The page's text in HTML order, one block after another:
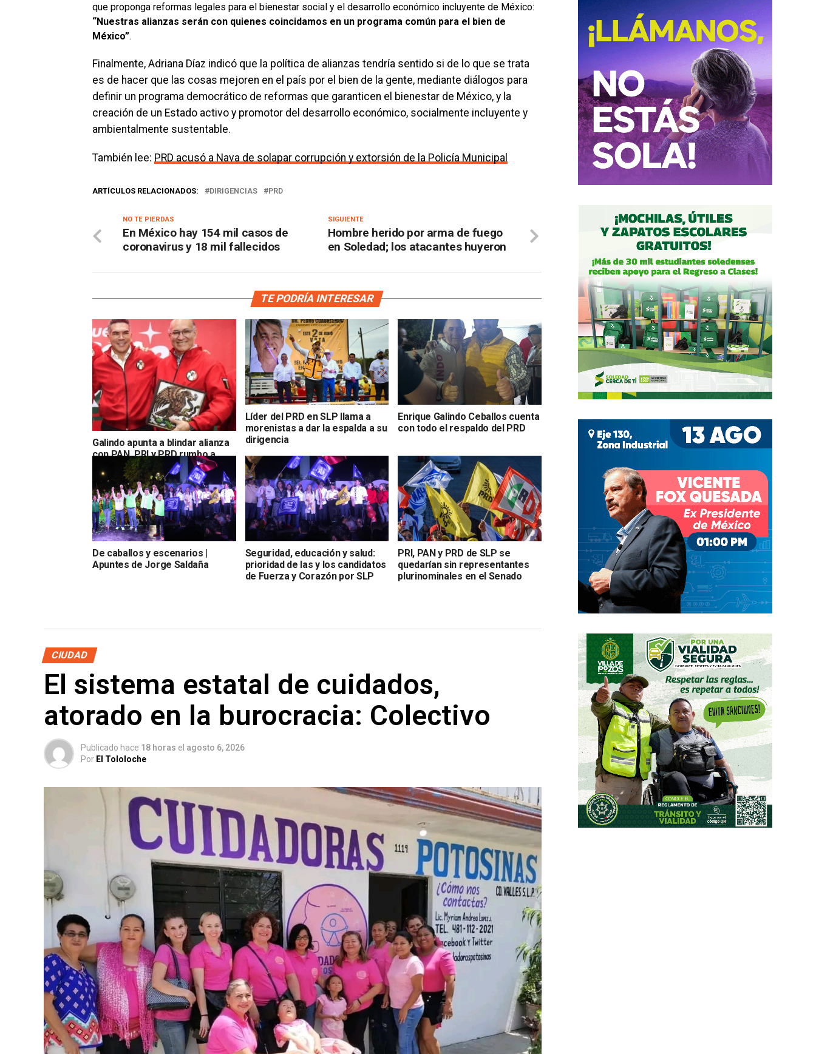
que proponga reformas legales para el bienestar social y el desarrollo económico incluyente de México:
“Nuestras alianzas serán con quienes coincidamos en un programa común para el bien de
México”.
Finalmente, Adriana Díaz indicó que la política de alianzas tendría sentido si de lo que se trata
es de hacer que las cosas mejoren en el país por el bien de la gente, mediante diálogos para
definir un programa democrático de reformas que garanticen el bienestar de México, y la
creación de un Estado activo y promotor del desarrollo económico, socialmente incluyente y
ambientalmente sustentable.
También lee: PRD acusó a Nava de solapar corrupción y extorsión de la Policía Municipal
ARTÍCULOS RELACIONADOS: DIRIGENCIAS PRD
SIGUIENTE
Hombre herido por arma de fuego
en Soledad; los atacantes huyeron
NO TE PIERDAS
En México hay 154 mil casos de
coronavirus y 18 mil fallecidos
TE PODRÍA INTERESAR
Galindo apunta a blindar alianza
con PAN, PRI y PRD rumbo a
elecciones
Líder del PRD en SLP llama a
morenistas a dar la espalda a su
dirigencia
Enrique Galindo Ceballos cuenta
con todo el respaldo del PRD
De caballos y escenarios |
Apuntes de Jorge Saldaña
Seguridad, educación y salud:
prioridad de las y los candidatos
de Fuerza y Corazón por SLP
PRI, PAN y PRD de SLP se
quedarían sin representantes
plurinominales en el Senado
CIUDAD
El sistema estatal de cuidados,
atorado en la burocracia: Colectivo
Publicado hace 18 horas el agosto 6, 2026
Por El Tololoche